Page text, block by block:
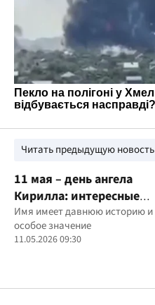
Читать предыдущую новость
11 мая – день ангела
Кирилла: интересные
факты об имени и
празднике
Имя имеет давнюю историю и
особое значение
11.05.2026 09:30